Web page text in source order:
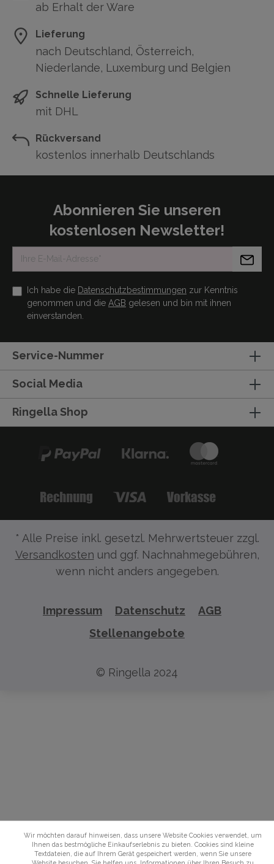
ab Erhalt der Ware
Lieferung
nach Deutschland, Österreich,
Niederlande, Luxemburg und Belgien
Schnelle Lieferung
mit DHL
Rückversand
kostenlos innerhalb Deutschlands
Abonnieren Sie unseren
kostenlosen Newsletter!
Ich habe die Datenschutzbestimmungen zur Kenntnis
genommen und die AGB gelesen und bin mit ihnen
einverstanden.
Service-Nummer
Social Media
Ringella Shop
* Alle Preise inkl. gesetzl. Mehrwertsteuer zzgl.
Versandkosten und ggf. Nachnahmegebühren,
wenn nicht anders angegeben.
Impressum Datenschutz
AGB
Stellenangebote
© Ringella 2024
Wir möchten darauf hinweisen, dass unsere Website Cookies verwendet, um
Ihnen das bestmögliche Einkaufserlebnis zu bieten. Cookies sind kleine
Textdateien, die auf Ihrem Gerät gespeichert werden, wenn Sie unsere